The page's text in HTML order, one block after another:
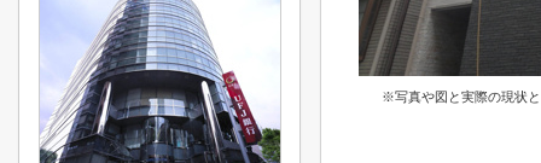
※写真や図と実際の現状